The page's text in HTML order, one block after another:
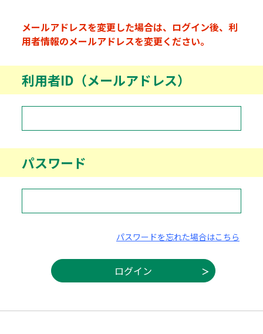
メールアドレスを変更した場合は、ログイン後、利
用者情報のメールアドレスを変更ください。
利用者ID（メールアドレス）
パスワード
パスワードを忘れた場合はこちら